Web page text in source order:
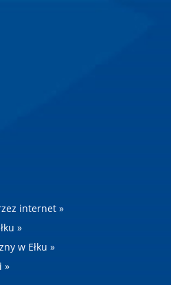
internet »
»
w Ełku »
»